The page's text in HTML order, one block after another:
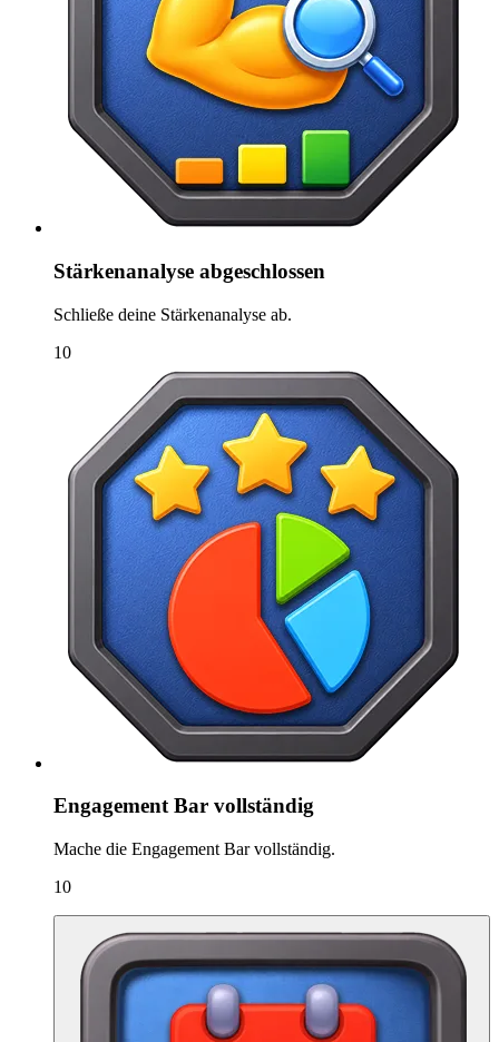
Stärkenanalyse abgeschlossen
Schließe deine Stärkenanalyse ab.
10
Engagement Bar vollständig
Mache die Engagement Bar vollständig.
10